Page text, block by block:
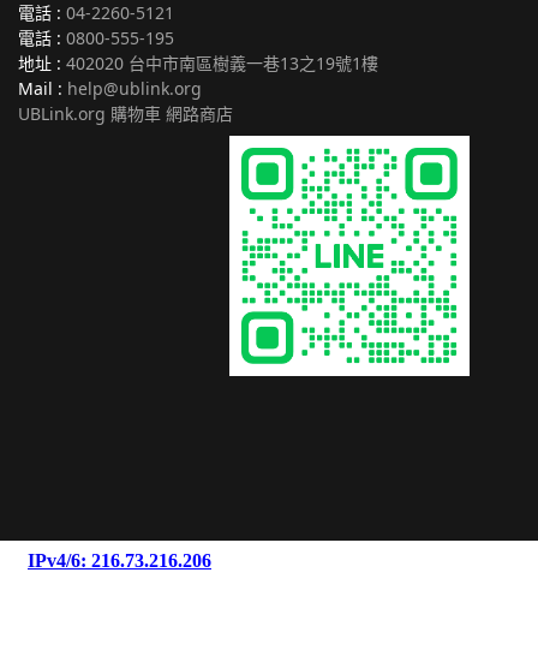
電話 : 04-2260-5121
電話 : 0800-555-195
地址 : 402020 台中市南區樹義一巷13之19號1樓
Mail : help@ublink.org
UBLink.org 購物車 網路商店